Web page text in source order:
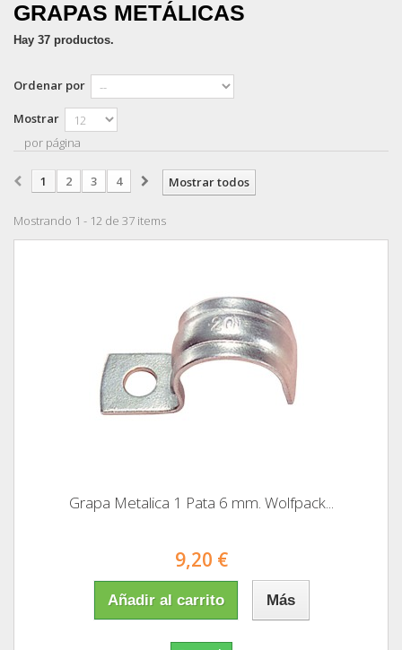
GRAPAS METÁLICAS
Hay 37 productos.
Ordenar por
Mostrar
por página
Mostrar todos
1 2 3 4
Mostrando 1 - 12 de 37 items
Grapa Metalica 1 Pata 6 mm. Wolfpack...
9,20 €
Añadir al carrito Más